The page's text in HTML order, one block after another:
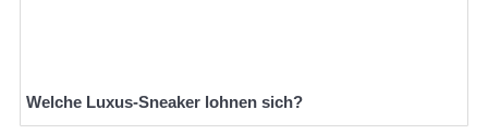
Welche Luxus-Sneaker lohnen sich?